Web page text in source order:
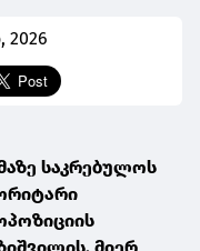
2026
საკრებულოს